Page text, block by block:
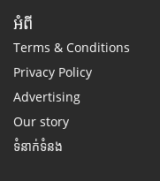
អំពី
Terms & Conditions
Privacy Policy
Advertising
Our story
ទំនាក់ទំនង